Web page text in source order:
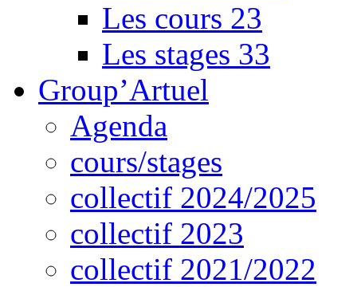
Les cours 23
Les stages 33
Group’Artuel
Agenda
cours/stages
collectif 2024/2025
collectif 2023
collectif 2021/2022